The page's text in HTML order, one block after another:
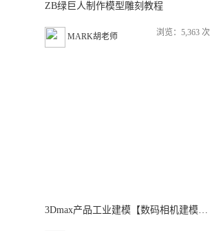
ZB绿巨人制作模型雕刻教程
MARK胡老师 浏览：5,363 次
3Dmax产品工业建模【数码相机建模渲染】